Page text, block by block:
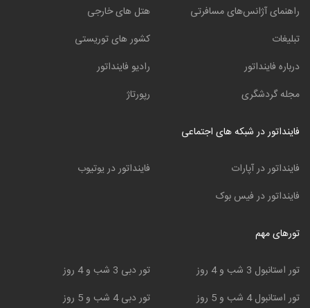
راهنمای آژانس‌های مسافرتی
تبلیغات
درباره فاینداتور
مجله گردشگری
هتل های خارجی
کشور های توریستی
رادیو فاینداتور
رپورتاژ
فاینداتور در شبکه های اجتماعی
فاینداتور در آپارات
فاینداتور در فیس بوک
فاینداتور در یوتیوب
تورهای مهم
تور استانبول 3 شب و 4 روز
تور استانبول 4 شب و 5 روز
تور دبی 3 شب و 4 روز
تور دبی 4 شب و 5 روز